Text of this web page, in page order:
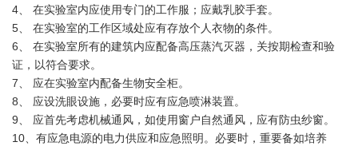
4、 在实验室内应使用专门的工作服；应戴乳胶手套。
5、 在实验室的工作区域处应有存放个人衣物的条件。
6、 在实验室所有的建筑内应配备高压蒸汽灭器，关按期检查和验
证，以符合要求。
7、 应在实验室内配备生物安全柜。
8、 应设洗眼设施，必要时应有应急喷淋装置。
9、 应首先考虑机械通风，如使用窗户自然通风，应有防虫纱窗。
10、有应急电源的电力供应和应急照明。必要时，重要备如培养